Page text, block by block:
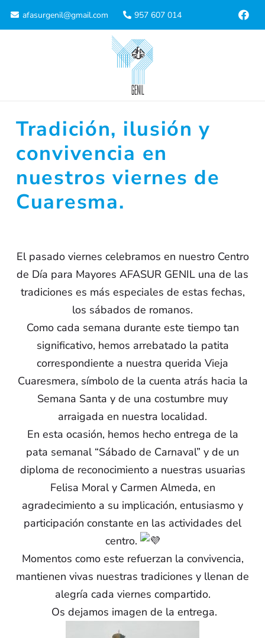
afasurgenil@gmail.com 957 607 014
Tradición, ilusión y
convivencia en
nuestros viernes de
Cuaresma.
El pasado viernes celebramos en nuestro Centro
de Día para Mayores AFASUR GENIL una de las
tradiciones es más especiales de estas fechas,
los sábados de romanos.
Como cada semana durante este tiempo tan
significativo, hemos arrebatado la patita
correspondiente a nuestra querida Vieja
Cuaresmera, símbolo de la cuenta atrás hacia la
Semana Santa y de una costumbre muy
arraigada en nuestra localidad.
En esta ocasión, hemos hecho entrega de la
pata semanal “Sábado de Carnaval” y de un
diploma de reconocimiento a nuestras usuarias
Felisa Moral y Carmen Almeda, en
agradecimiento a su implicación, entusiasmo y
participación constante en las actividades del
centro.
Momentos como este refuerzan la convivencia,
mantienen vivas nuestras tradiciones y llenan de
alegría cada viernes compartido.
Os dejamos imagen de la entrega.